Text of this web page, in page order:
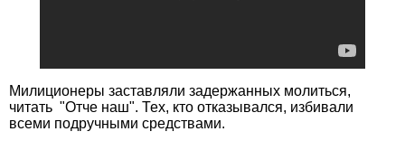
Милиционеры заставляли задержанных молиться,
читать "Отче наш". Тех, кто отказывался, избивали
всеми подручными средствами.